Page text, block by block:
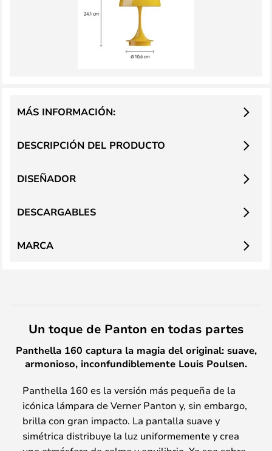
DESCRIPCIÓN DEL PRODUCTO
MÁS INFORMACIÓN:
DISEÑADOR
DESCARGABLES
MARCA
Un toque de Panton en todas partes
Panthella 160 captura la magia del original: suave,
armonioso, inconfundiblemente Louis Poulsen.
Panthella 160 es la versión más pequeña de la
icónica lámpara de Verner Panton y, sin embargo,
brilla con gran impacto. La pantalla suave y
simétrica distribuye la luz uniformemente y crea